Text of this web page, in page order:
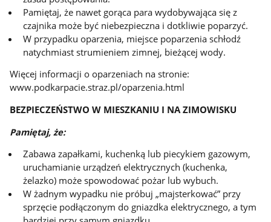
Pamiętaj, że nawet gorąca para wydobywająca się z
czajnika może być niebezpieczna i dotkliwie poparzyć.
W przypadku oparzenia, miejsce poparzenia schłodź
natychmiast strumieniem zimnej, bieżącej wody.
Więcej informacji o oparzeniach na stronie:
www.podkarpacie.straz.pl/oparzenia.html
BEZPIECZEŃSTWO W MIESZKANIU I NA ZIMOWISKU
Pamiętaj, że:
Zabawa zapałkami, kuchenką lub piecykiem gazowym,
uruchamianie urządzeń elektrycznych (kuchenka,
żelazko) może spowodować pożar lub wybuch.
W żadnym wypadku nie próbuj „majsterkować” przy
sprzęcie podłączonym do gniazdka elektrycznego, a tym